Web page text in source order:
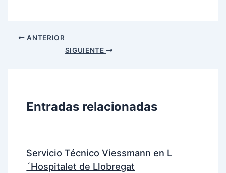
ANTERIOR
SIGUIENTE
Entradas relacionadas
Servicio Técnico Viessmann en L
´Hospitalet de Llobregat